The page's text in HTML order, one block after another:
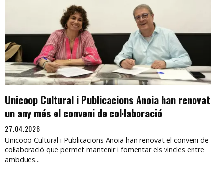
Unicoop Cultural i Publicacions Anoia han renovat
un any més el conveni de col·laboració
27.04.2026
Unicoop Cultural i Publicacions Anoia han renovat el conveni de
col·laboració que permet mantenir i fomentar els vincles entre
ambdues...